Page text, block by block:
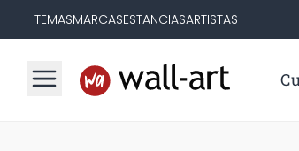
TEMASMARCASESTANCIASARTISTAS